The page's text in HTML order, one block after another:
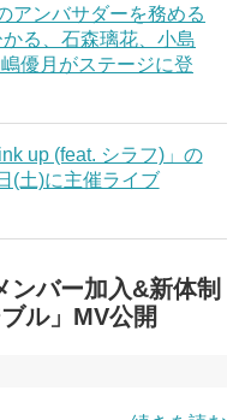
アンバサダーを務める
る、石森璃花、小島
優月がステージに登
up (feat. シラフ)」の
(⼟)に主催ライブ
バー加入&新体制
ル」MV公開